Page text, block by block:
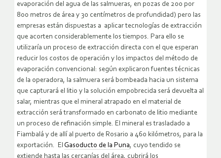
evaporación del agua de las salmueras, en pozas de 200 por
800 metros de área y 30 centímetros de profundidad) pero las
empresas están dispuestas a aplicar tecnologías de extracción
que acorten considerablemente los tiempos. Para ello se
utilizaría un proceso de extracción directa con el que esperan
reducir los costos de operación y los impactos del método de
evaporación convencional: según explicaron fuentes técnicas
de la operadora, la salmuera será bombeada hacia un sistema
que capturará el litio y la solución empobrecida será devuelta al
salar, mientras que el mineral atrapado en el material de
extracción será transformado en carbonato de litio mediante
un proceso de refinación simple. El mineral es trasladado a
Fiambalá y de allí al puerto de Rosario a 460 kilómetros, para la
exportación. El Gasoducto de la Puna, cuyo tendido se
extiende hasta las cercanías del área, cubrirá los